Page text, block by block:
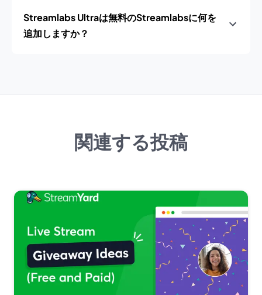
Streamlabs Ultraは無料のStreamlabsに何を
追加しますか？
関連する投稿